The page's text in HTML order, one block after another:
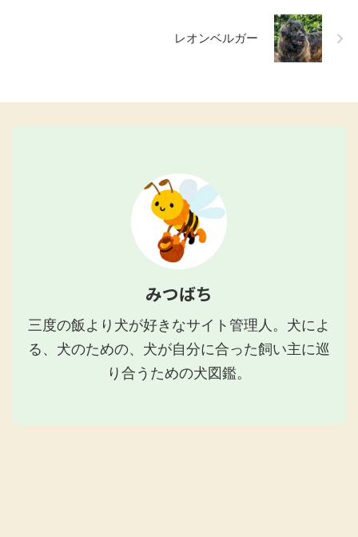
レオンベルガー
みつばち
三度の飯より犬が好きなサイト管理人。犬によ
る、犬のための、犬が自分に合った飼い主に巡
り合うための犬図鑑。